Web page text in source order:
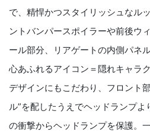
で、精悍かつスタイリッシュなル
ントバンパースポイラーや前後ウ
ール部分、リアゲートの内側パネ
心あふれるアイコン＝隠れキャラ
デザインにもこだわり、フロント
ル”を配したうえでヘッドランプ
の衝撃からヘッドランプを保護。